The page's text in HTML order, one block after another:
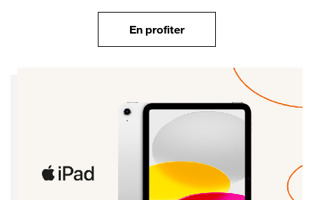
En profiter